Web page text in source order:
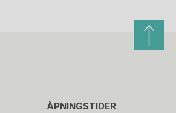
ÅPNINGSTIDER